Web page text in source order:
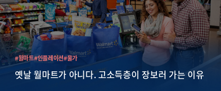
옛날 월마트가 아니다. 고소득층이 장보러 가는 이유
#월마트#인플레이션#물가